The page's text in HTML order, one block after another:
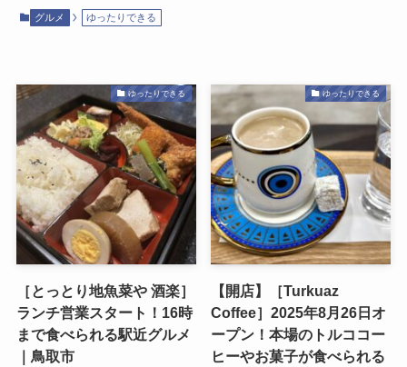
グルメ ゆったりできる
ゆったりできる
［とっとり地魚菜や 酒楽］
ランチ営業スタート！16時
まで食べられる駅近グルメ
｜鳥取市
ゆったりできる
【開店】［Turkuaz
Coffee］2025年8月26日オ
ープン！本場のトルココー
ヒーやお菓子が食べられる